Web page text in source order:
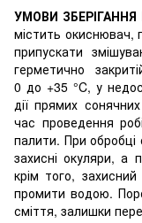
УМОВИ ЗБЕРІГАННЯ
містить окиснювач,
припускати
герметично
0 до +35 °C, у
дії прямих
час проведення
палити. При обробці
захисні окуляри, а
крім того, захисний
промити водою.
сміття, залишки